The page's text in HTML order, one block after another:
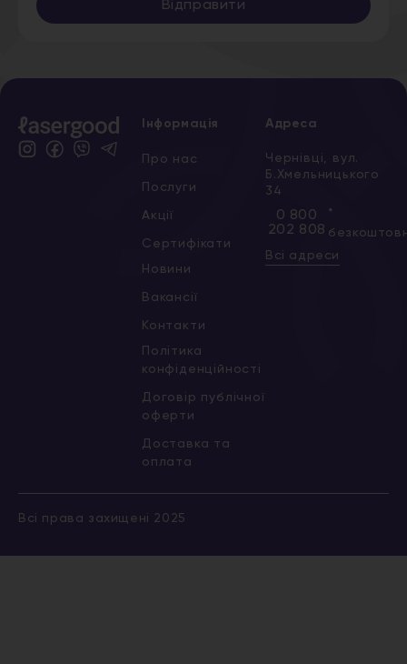
Відправити
Інформація
Про нас
Послуги
Акції
Сертифікати
Новини
Вакансії
Контакти
Політика
конфіденційності
Договір публічної
оферти
Доставка та
оплата
Адреса
Чернівці, вул.
Б.Хмельницького
34
0 800
202 808
*
Всі адреси
Всі права захищені 2025